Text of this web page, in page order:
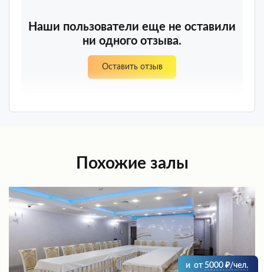
Наши пользователи еще не оставили
ни одного отзыва.
Оставить отзыв
Похожие залы
и от 5000 /чел.